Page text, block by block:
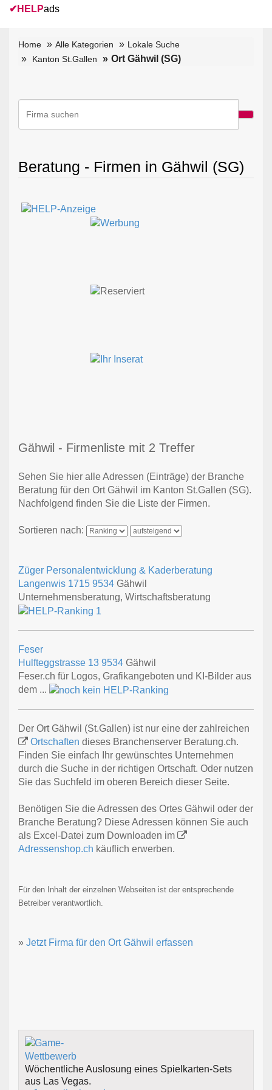
✔ HELPads
Home Alle Kategorien
Lokale Suche
Kanton St.Gallen
Ort Gähwil (SG)
Beratung - Firmen in Gähwil (SG)
Gähwil - Firmenliste mit 2 Treffer
Sehen Sie hier alle Adressen (Einträge) der Branche
Beratung für den Ort Gähwil im Kanton St.Gallen (SG).
Nachfolgend finden Sie die Liste der Firmen.
Sortieren nach:
Züger Personalentwicklung & Kaderberatung
Langenwis 1715 9534 Gähwil
Unternehmensberatung, Wirtschaftsberatung
Feser
Hulfteggstrasse 13 9534 Gähwil
Feser.ch für Logos, Grafikangeboten und KI-Bilder aus
dem ...
Der Ort Gähwil (St.Gallen) ist nur eine der zahlreichen
Ortschaften dieses Branchenserver Beratung.ch.
Finden Sie einfach Ihr gewünschtes Unternehmen
durch die Suche in der richtigen Ortschaft. Oder nutzen
Sie das Suchfeld im oberen Bereich dieser Seite.
Benötigen Sie die Adressen des Ortes Gähwil oder der
Branche Beratung? Diese Adressen können Sie auch
als Excel-Datei zum Downloaden im
Adressenshop.ch käuflich erwerben.
Für den Inhalt der einzelnen Webseiten ist der entsprechende
Betreiber verantwortlich.
» Jetzt Firma für den Ort Gähwil erfassen
Wöchentliche Auslosung eines Spielkarten-Sets
aus Las Vegas.